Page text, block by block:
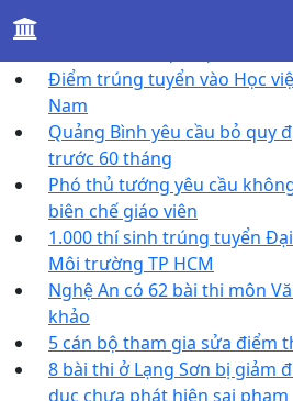
Tin khác
Điểm trúng tuyển vào Học
Nam
Quảng Bình yêu cầu bỏ quy
trước 60 tháng
Phó thủ tướng yêu cầu
biên chế giáo viên
1.000 thí sinh trúng tuyển
Môi trường TP HCM
Nghệ An có 62 bài thi môn
khảo
5 cán bộ tham gia sửa điểm
8 bài thi ở Lạng Sơn bị giảm
dục chưa phát hiện sai phạm